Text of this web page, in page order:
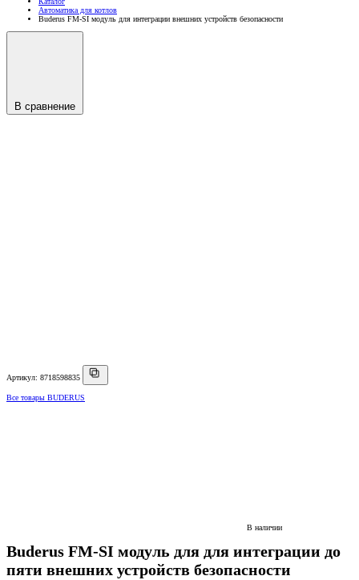
Автоматика для котлов
Buderus FM-SI модуль для интеграции внешних устройств безопасности
В сравнение
Артикул: 8718598835
Все товары BUDERUS
В наличии
Buderus FM-SI модуль для для интеграции до
пяти внешних устройств безопасности